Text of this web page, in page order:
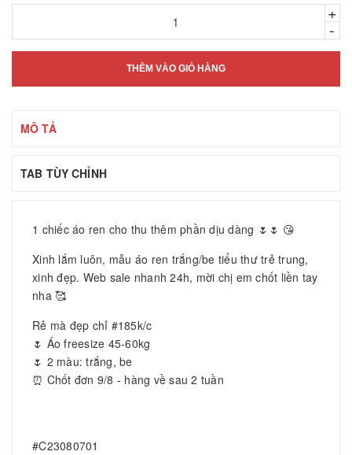
+
-
THÊM VÀO GIỎ HÀNG
MÔ TẢ
TAB TÙY CHỈNH
1 chiếc áo ren cho thu thêm phần dịu dàng 🌷🌷 😘
Xinh lắm luôn, mẫu áo ren trắng/be tiểu thư trẻ trung,
xinh đẹp. Web sale nhanh 24h, mời chị em chốt liền tay
nha 🥰
Rẻ mà đẹp chỉ #185k/c
🌷 Áo freesize 45-60kg
🌷 2 màu: trắng, be
⏰ Chốt đơn 9/8 - hàng về sau 2 tuần
#C23080701